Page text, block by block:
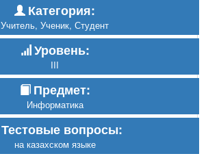
Категория:
Учитель, Ученик, Студент
Уровень:
III
Предмет:
Информатика
Тестовые вопросы:
на казахском языке